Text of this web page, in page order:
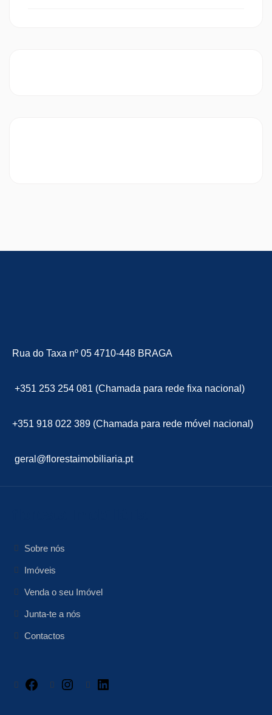
Rua do Taxa nº 05 4710-448 BRAGA
+351 253 254 081 (Chamada para rede fixa nacional)
+351 918 022 389 (Chamada para rede móvel nacional)
geral@florestaimobiliaria.pt
Sobre nós
Imóveis
Venda o seu Imóvel
Junta-te a nós
Contactos
Facebook Instagram